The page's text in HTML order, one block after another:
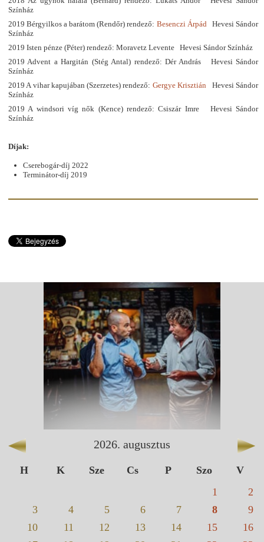
Színház
2019 Bérgyilkos a barátom (Rendőr) rendező: Besenczi Árpád Hevesi Sándor
Színház
2019 Isten pénze (Péter) rendező: Moravetz Levente Hevesi Sándor Színház
2019 Advent a Hargitán (Stég Antal) rendező: Dér András Hevesi Sándor
Színház
2019 A vihar kapujában (Szerzetes) rendező: Gergye Krisztián Hevesi Sándor
Színház
2019 A windsori víg nők (Kence) rendező: Csiszár Imre Hevesi Sándor
Színház
Díjak:
Cserebogár-díj 2022
Terminátor-díj 2019
2026. augusztus
H K Sze Cs P Szo
V
1
2
3
4 5 6 7 8
9
10
11 12 13 14 15
16